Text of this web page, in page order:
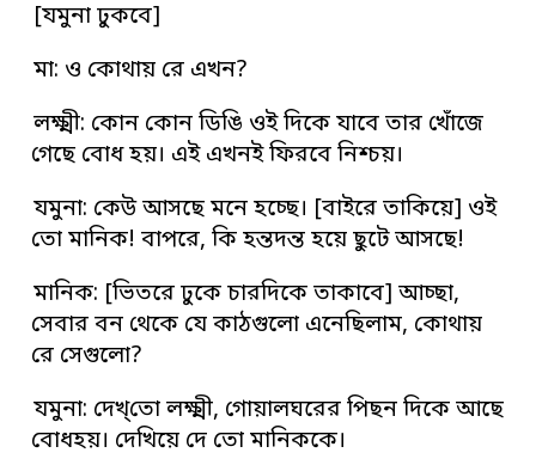
[যমুনা ঢুকবে]
মা: ও কোথায় রে এখন?
লক্ষ্মী: কোন কোন ডিঙি ওই দিকে যাবে তার খোঁজে
গেছে বোধ হয়। এই এখনই ফিরবে নিশ্চয়।
যমুনা: কেউ আসছে মনে হচ্ছে। [বাইরে তাকিয়ে] ওই
তো মানিক! বাপরে, কি হন্তদন্ত হয়ে ছুটে আসছে!
মানিক: [ভিতরে ঢুকে চারদিকে তাকাবে] আচ্ছা,
সেবার বন থেকে যে কাঠগুলো এনেছিলাম, কোথায়
রে সেগুলো?
যমুনা: দেখ্‌তো লক্ষ্মী, গোয়ালঘরের পিছন দিকে আছে
বোধহয়। দেখিয়ে দে তো মানিককে।